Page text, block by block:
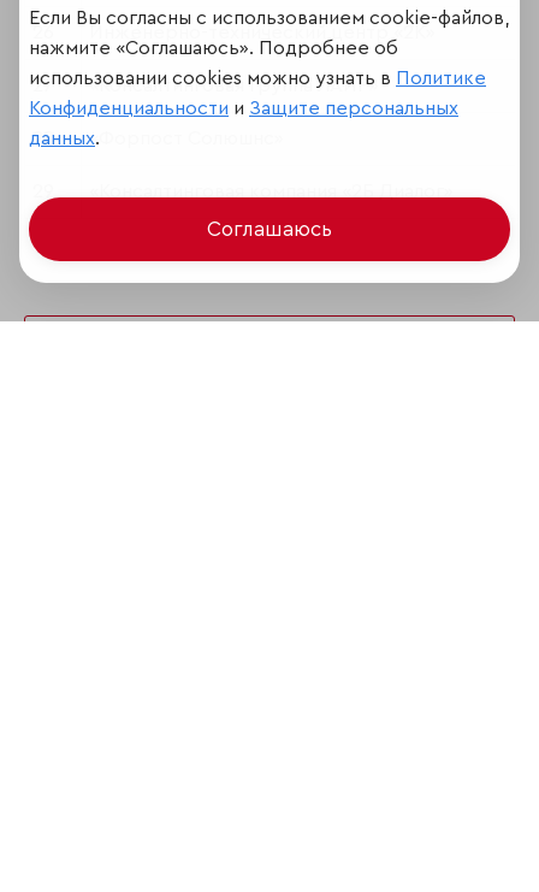
27 «Консалтинговая Группа ЛАИР»
28 «Форпост Солюшнс»
Если Вы согласны с использованием cookie-файлов,
нажмите «Соглашаюсь». Подробнее об
использовании cookies можно узнать в Политике
Конфиденциальности и Защите персональных
данных.
Соглашаюсь